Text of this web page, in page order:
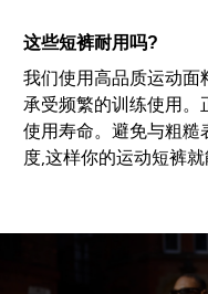
这些短裤耐用吗?
我们使用高品质运动面
承受频繁的训练使用。
使用寿命。避免与粗糙
度,这样你的运动短裤